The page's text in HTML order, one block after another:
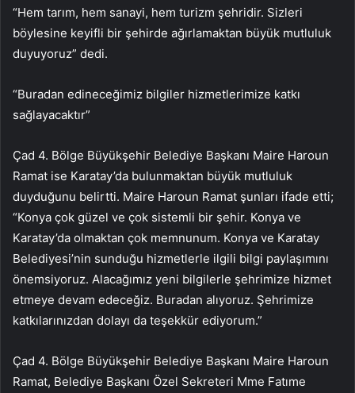
“Hem tarım, hem sanayi, hem turizm şehridir. Sizleri
böylesine keyifli bir şehirde ağırlamaktan büyük mutluluk
duyuyoruz” dedi.
“Buradan edineceğimiz bilgiler hizmetlerimize katkı
sağlayacaktır”
Çad 4. Bölge Büyükşehir Belediye Başkanı Maire Haroun
Ramat ise Karatay’da bulunmaktan büyük mutluluk
duyduğunu belirtti. Maire Haroun Ramat şunları ifade etti;
“Konya çok güzel ve çok sistemli bir şehir. Konya ve
Karatay’da olmaktan çok memnunum. Konya ve Karatay
Belediyesi’nin sunduğu hizmetlerle ilgili bilgi paylaşımını
önemsiyoruz. Alacağımız yeni bilgilerle şehrimize hizmet
etmeye devam edeceğiz. Buradan alıyoruz. Şehrimize
katkılarınızdan dolayı da teşekkür ediyorum.”
Çad 4. Bölge Büyükşehir Belediye Başkanı Maire Haroun
Ramat, Belediye Başkanı Özel Sekreteri Mme Fatıme